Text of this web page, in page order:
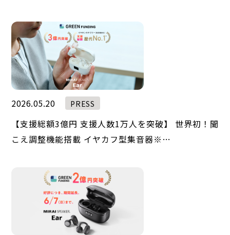
2026.05.20 PRESS
【支援総額3億円 支援人数1万人を突破】 世界初！聞
こえ調整機能搭載 イヤカフ型集音器※…